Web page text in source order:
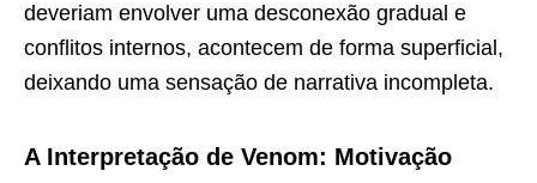
deveriam envolver uma desconexão gradual e
conflitos internos, acontecem de forma superficial,
deixando uma sensação de narrativa incompleta.
A Interpretação de Venom: Motivação